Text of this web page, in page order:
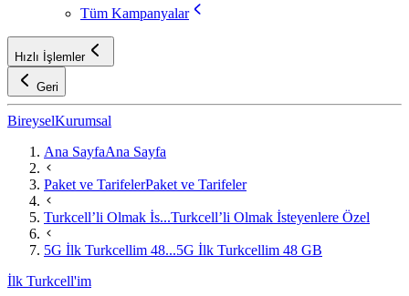
Tüm Kampanyalar
Hızlı İşlemler
Geri
BireyselKurumsal
Ana SayfaAna Sayfa
Paket ve TarifelerPaket ve Tarifeler
Turkcell’li Olmak İs...Turkcell’li Olmak İsteyenlere Özel
5G İlk Turkcellim 48...5G İlk Turkcellim 48 GB
İlk Turkcell'im